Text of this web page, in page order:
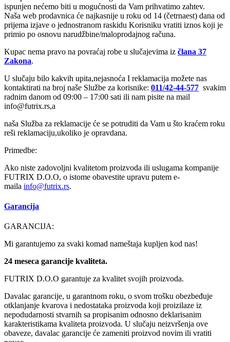
ispunjen nećemo biti u mogućnosti da Vam prihvatimo zahtev.
Naša web prodavnica će najkasnije u roku od 14 (četrnaest) dana od
prijema izjave o jednostranom raskidu Korisniku vratiti iznos koji je
primio po osnovu narudžbine/maloprodajnog računa.
Kupac nema pravo na povraćaj robe u slučajevima iz člana 37
Zakona.
U slučaju bilo kakvih upita,nejasnoća I reklamacija možete nas
kontaktirati na broj naše Službe za korisnike: 011/42-44-577 svakim
radnim danom od 09:00 – 17:00 sati ili nam pisite na mail
info@futrix.rs,a
naša Služba za reklamacije će se potruditi da Vam u što kraćem roku
reši reklamaciju,ukoliko je opravdana.
Primedbe:
Ako niste zadovoljni kvalitetom proizvoda ili uslugama kompanije
FUTRIX D.O.O, o istome obavestite upravu putem e-
maila info@futrix.rs.
Garancija
GARANCIJA:
Mi garantujemo za svaki komad nameštaja kupljen kod nas!
24 meseca garancije kvaliteta.
FUTRIX D.O.O garantuje za kvalitet svojih proizvoda.
Davalac garancije, u garantnom roku, o svom trošku obezbeđuje
otklanjanje kvarova i nedostataka proizvoda koji proizilaze iz
nepodudarnosti stvarnih sa propisanim odnosno deklarisanim
karakteristikama kvaliteta proizvoda. U slučaju neizvršenja ove
obaveze, davalac garancije će zameniti proizvod novim ili vratiti